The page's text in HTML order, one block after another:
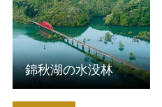
錦秋湖の水没林